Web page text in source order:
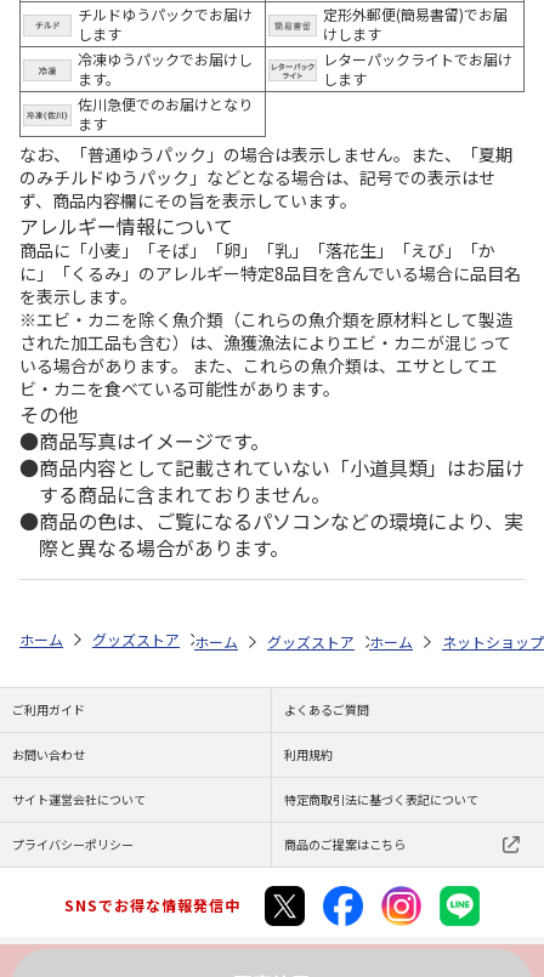
チルドゆうパックでお届け
します
定形外郵便(簡易書留)でお届
けします
冷凍ゆうパックでお届けし
ます。
レターパックライトでお届け
します
佐川急便でのお届けとなり
ます
なお、「普通ゆうパック」の場合は表示しません。また、「夏期
のみチルドゆうパック」などとなる場合は、記号での表示はせ
ず、商品内容欄にその旨を表示しています。
アレルギー情報について
商品に「小麦」「そば」「卵」「乳」「落花生」「えび」「か
に」「くるみ」のアレルギー特定8品目を含んでいる場合に品目名
を表示します。
※エビ・カニを除く魚介類（これらの魚介類を原材料として製造
された加工品も含む）は、漁獲漁法によりエビ・カニが混じって
いる場合があります。 また、これらの魚介類は、エサとしてエ
ビ・カニを食べている可能性があります。
その他
商品写真はイメージです。
商品内容として記載されていない「小道具類」はお届け
する商品に含まれておりません。
商品の色は、ご覧になるパソコンなどの環境により、実
際と異なる場合があります。
ホーム グッズストア ご当地フレーム切手 伝統・歴史・文化・祭り
ホーム グッズストア ご当地フレーム切手
ホーム ネットショップ
ご利用ガイド よくあるご質問
お問い合わせ 利用規約
サイト運営会社について 特定商取引法に基づく表記について
プライバシーポリシー 商品のご提案はこちら
SNSでお得な情報発信中